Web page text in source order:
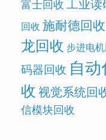
富士回收
回收 施耐德回收
龙回收 步进电
码器回收 自
收视觉系统回
信模块回收